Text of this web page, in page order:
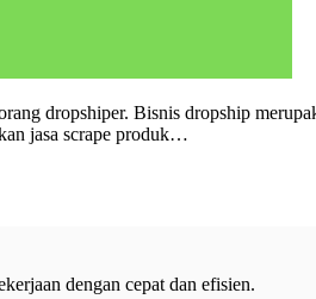
dropshiper. Bisnis dropship
jasa scrape produk…
dengan cepat dan efisien.